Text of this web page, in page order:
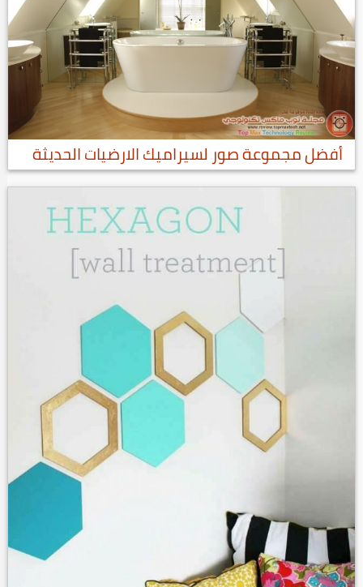
أفضل مجموعة صور لسيراميك الارضيات الحديثة